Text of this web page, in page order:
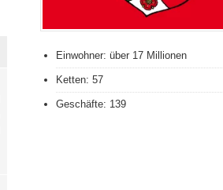
Einwohner: über 17 Millionen
Ketten: 57
Geschäfte: 139